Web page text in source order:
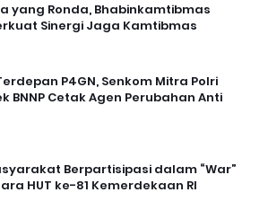
yang Ronda, Bhabinkamtibmas
Sinergi Jaga Kamtibmas
P4GN, Senkom Mitra Polri
BNNP Cetak Agen Perubahan Anti
Berpartisipasi dalam “War”
HUT ke-81 Kemerdekaan RI